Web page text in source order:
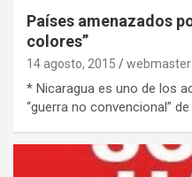
Países amenazados
colores”
14 agosto, 2015 webmaster
* Nicaragua es uno de los
“guerra no convencional”